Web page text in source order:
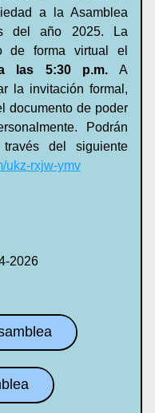
a la Asamblea
del año 2025. La
las 5:30 p.m. A
la invitación formal,
documento de poder
Podrán
del siguiente
ukz-rxjw-ymv
2026